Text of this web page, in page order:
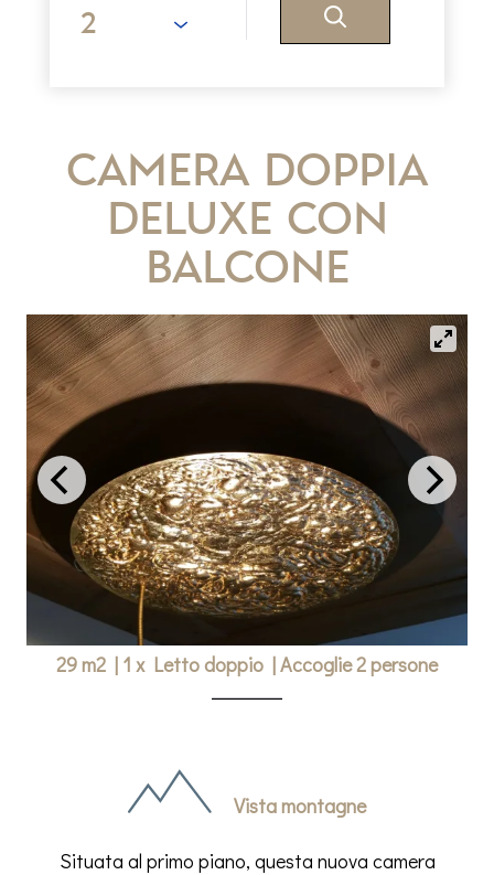
Camera doppia
Deluxe con
balcone
29 m2 | 1 x Letto doppio |Accoglie 2 persone
Vista montagne
Situata al primo piano, questa nuova camera